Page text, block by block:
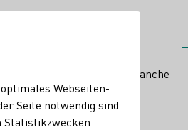
Weinbranche
Webseiten-
Seite notwendig sind
Statistikzwecken